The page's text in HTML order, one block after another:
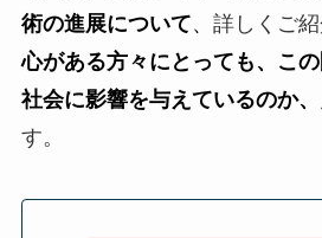
術の進展について、 詳しくご紹
心がある方々にとっても、こ
社会に影響を与えているのか、
す。